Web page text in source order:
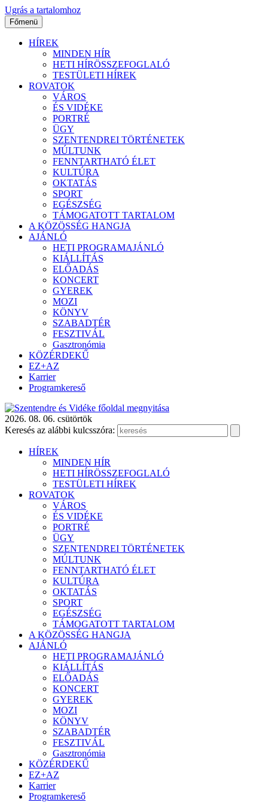
Ugrás a tartalomhoz
Főmenü
HÍREK
MINDEN HÍR
HETI HÍRÖSSZEFOGLALÓ
TESTÜLETI HÍREK
ROVATOK
VÁROS
ÉS VIDÉKE
PORTRÉ
ÜGY
SZENTENDREI TÖRTÉNETEK
MÚLTUNK
FENNTARTHATÓ ÉLET
KULTÚRA
OKTATÁS
SPORT
EGÉSZSÉG
TÁMOGATOTT TARTALOM
A KÖZÖSSÉG HANGJA
AJÁNLÓ
HETI PROGRAMAJÁNLÓ
KIÁLLÍTÁS
ELŐADÁS
KONCERT
GYEREK
MOZI
KÖNYV
SZABADTÉR
FESZTIVÁL
Gasztronómia
KÖZÉRDEKŰ
EZ+AZ
Karrier
Programkereső
2026. 08. 06. csütörtök
Keresés az alábbi kulcsszóra:
HÍREK
MINDEN HÍR
HETI HÍRÖSSZEFOGLALÓ
TESTÜLETI HÍREK
ROVATOK
VÁROS
ÉS VIDÉKE
PORTRÉ
ÜGY
SZENTENDREI TÖRTÉNETEK
MÚLTUNK
FENNTARTHATÓ ÉLET
KULTÚRA
OKTATÁS
SPORT
EGÉSZSÉG
TÁMOGATOTT TARTALOM
A KÖZÖSSÉG HANGJA
AJÁNLÓ
HETI PROGRAMAJÁNLÓ
KIÁLLÍTÁS
ELŐADÁS
KONCERT
GYEREK
MOZI
KÖNYV
SZABADTÉR
FESZTIVÁL
Gasztronómia
KÖZÉRDEKŰ
EZ+AZ
Karrier
Programkereső